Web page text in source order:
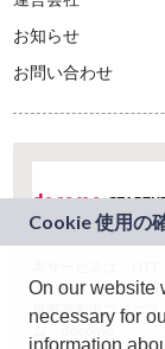
お知らせ
お問い合わせ
ドコモグループの新
規事業創出プログラ
ム「docomo
On our website
necessary for
information